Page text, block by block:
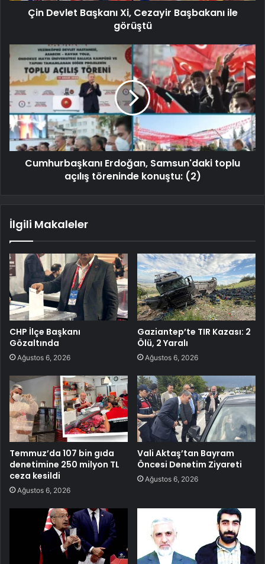
Çin Devlet Başkanı Xi, Cezayir Başbakanı ile
görüştü
Cumhurbaşkanı Erdoğan, Samsun'daki toplu
açılış töreninde konuştu: (2)
İlgili Makaleler
CHP İlçe Başkanı
Gözaltında
Ağustos 6, 2026
Gaziantep’te TIR Kazası: 2
Ölü, 2 Yaralı
Ağustos 6, 2026
Temmuz’da 107 bin gıda
denetimine 250 milyon TL
ceza kesildi
Ağustos 6, 2026
Vali Aktaş’tan Bayram
Öncesi Denetim Ziyareti
Ağustos 6, 2026